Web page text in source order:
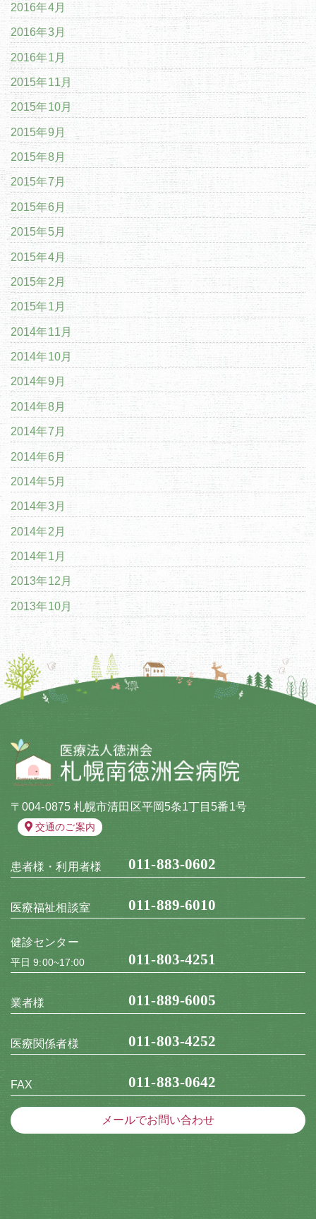
2016年4月
2016年3月
2016年1月
2015年11月
2015年10月
2015年9月
2015年8月
2015年7月
2015年6月
2015年5月
2015年4月
2015年2月
2015年1月
2014年11月
2014年10月
2014年9月
2014年8月
2014年7月
2014年6月
2014年5月
2014年3月
2014年2月
2014年1月
2013年12月
2013年10月
〒004-0875 札幌市清田区平岡5条1丁目5番1号
交通のご案内
患者様・利用者様 011-883-0602
医療福祉相談室 011-889-6010
健診センター
平日 9:00~17:00 011-803-4251
業者様 011-889-6005
医療関係者様 011-803-4252
FAX 011-883-0642
メールでお問い合わせ